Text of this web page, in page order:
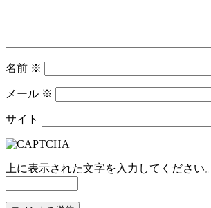
名前 ※
メール ※
サイト
上に表示された文字を入力してください。